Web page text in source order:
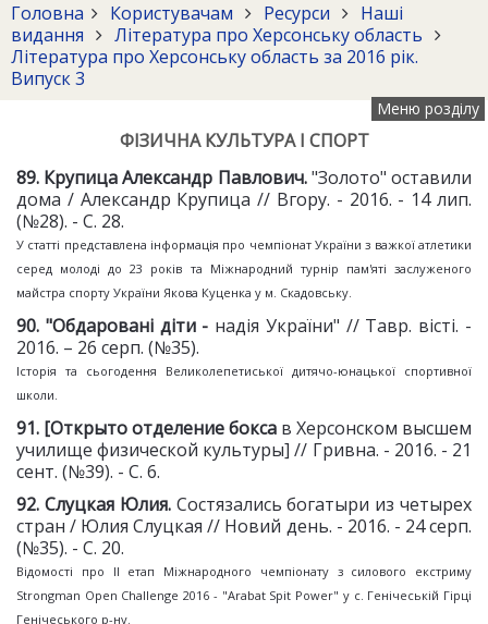
Головна Користувачам Ресурси
Наші
видання
Література про Херсонську область
Література про Херсонську область за 2016 рік.
Випуск 3
Меню розділу
ФІЗИЧНА КУЛЬТУРА І СПОРТ
89. Крупица Александр Павлович."Золото" оставили
дома / Александр Крупица // Вгору. - 2016. - 14 лип.
(№28). - С. 28.
У статті представлена інформація про чемпіонат України з важкої атлетики
серед молоді до 23 років та Міжнародний турнір пам'яті заслуженого
майстра спорту України Якова Куценка у м. Скадовську.
90. "Обдаровані діти - надія України" // Тавр. вісті. -
2016. – 26 серп. (№35).
Історія та сьогодення Великолепетиської дитячо-юнацької спортивної
школи.
91. [Открыто отделение бокса в Херсонском высшем
училище физической культуры] // Гривна. - 2016. - 21
сент. (№39). - С. 6.
92. Слуцкая Юлия. Состязались богатыри из четырех
стран / Юлия Слуцкая // Новий день. - 2016. - 24 серп.
(№35). - С. 20.
Відомості про II етап Міжнародного чемпіонату з силового екстриму
Strongman Open Challenge 2016 - "Arabat Spit Power" у с. Генічеській Гірці
Генічеського р-ну.